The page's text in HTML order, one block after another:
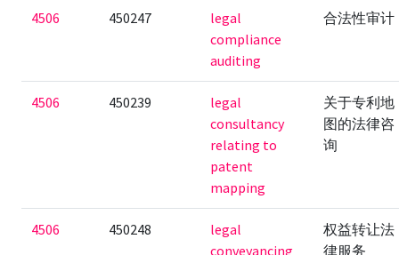
4506 450247
legal
compliance
auditing
合法性审计
4506 450239
legal
consultancy
relating to
patent
mapping
关于专利地
图的法律咨
询
4506 450248
legal
conveyancing
权益转让法
律服务